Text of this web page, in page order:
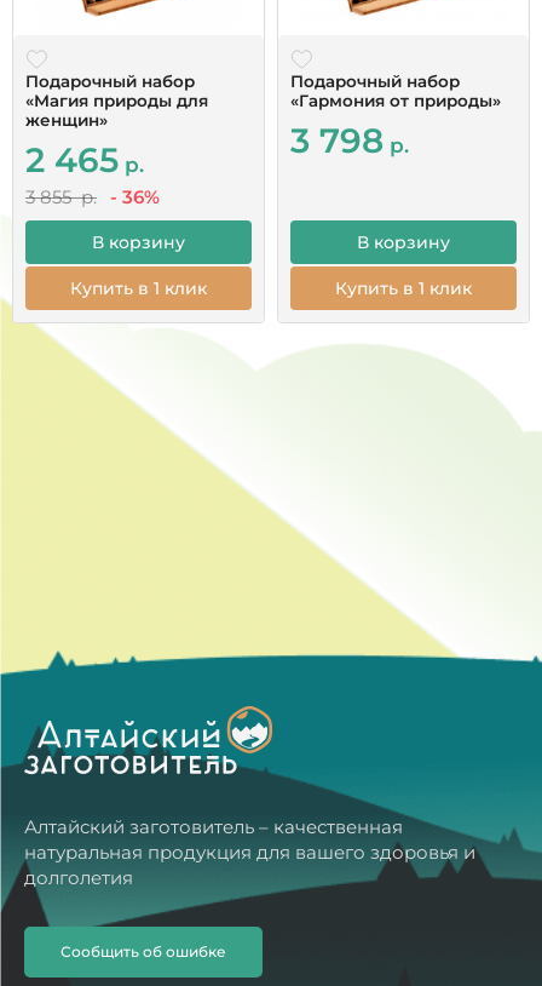
Подарочный набор
«Магия природы для
женщин»
2 465р.
3 855 р. - 36%
В корзину
Купить в 1 клик
Подарочный набор
«Гармония от природы»
3 798р.
В корзину
Купить в 1 клик
Алтайский заготовитель – качественная
натуральная продукция для вашего здоровья и
долголетия
Сообщить об ошибке